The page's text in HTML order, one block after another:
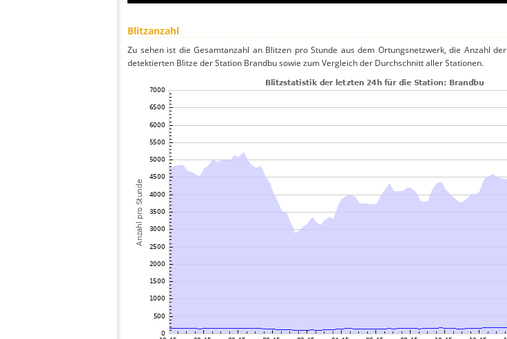
Blitzanzahl
Zu sehen ist die Gesamtanzahl an Blitzen pro Stunde aus dem Ortungsnetzwerk, die Anzahl der
detektierten Blitze der Station Brandbu sowie zum Vergleich der Durchschnitt aller Stationen.